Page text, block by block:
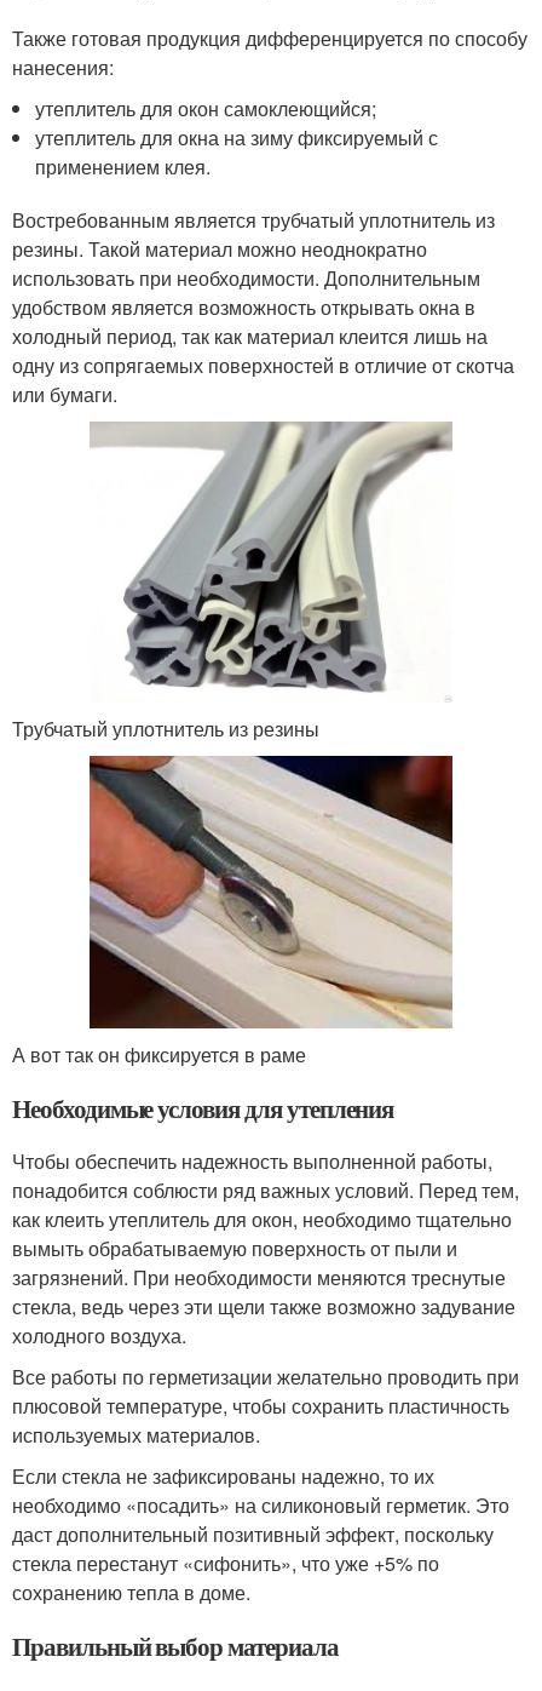
Также готовая продукция дифференцируется по способу
нанесения:
утеплитель для окон самоклеющийся;
утеплитель для окна на зиму фиксируемый с
применением клея.
Востребованным является трубчатый уплотнитель из
резины. Такой материал можно неоднократно
использовать при необходимости. Дополнительным
удобством является возможность открывать окна в
холодный период, так как материал клеится лишь на
одну из сопрягаемых поверхностей в отличие от скотча
или бумаги.
Трубчатый уплотнитель из резины
А вот так он фиксируется в раме
Необходимые условия для утепления
Чтобы обеспечить надежность выполненной работы,
понадобится соблюсти ряд важных условий. Перед тем,
как клеить утеплитель для окон, необходимо тщательно
вымыть обрабатываемую поверхность от пыли и
загрязнений. При необходимости меняются треснутые
стекла, ведь через эти щели также возможно задувание
холодного воздуха.
Все работы по герметизации желательно проводить при
плюсовой температуре, чтобы сохранить пластичность
используемых материалов.
Если стекла не зафиксированы надежно, то их
необходимо «посадить» на силиконовый герметик. Это
даст дополнительный позитивный эффект, поскольку
стекла перестанут «сифонить», что уже +5% по
сохранению тепла в доме.
Правильный выбор материала